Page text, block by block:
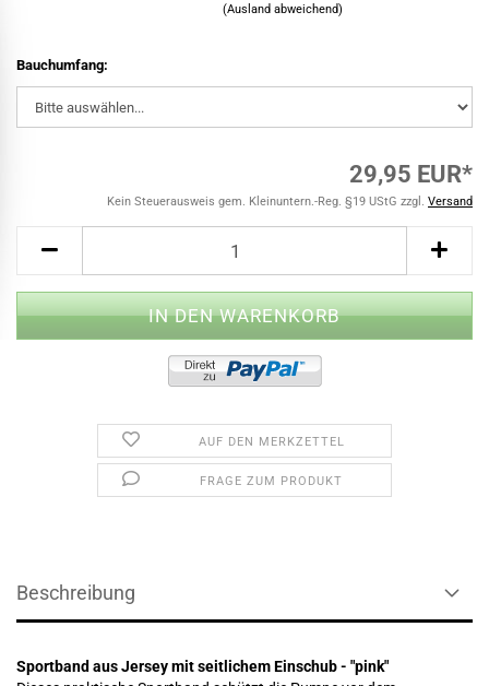
(Ausland abweichend)
Bauchumfang:
29,95 EUR*
Kein Steuerausweis gem. Kleinuntern.-Reg. §19 UStG zzgl. Versand
AUF DEN MERKZETTEL
FRAGE ZUM PRODUKT
Beschreibung
Sportband aus Jersey mit seitlichem Einschub - "pink"